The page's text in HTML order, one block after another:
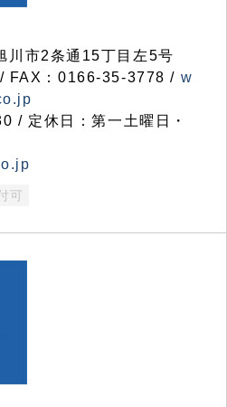
市2条通15丁目左5号
FAX：0166-35-3778 / w
/ 定休日：第一土曜日・
可